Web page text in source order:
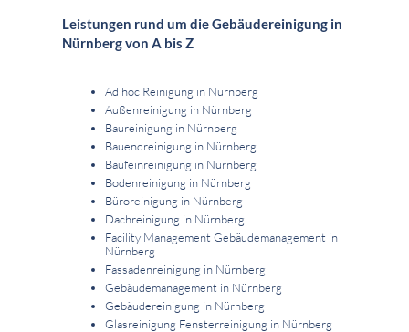
Leistungen rund um die Gebäudereinigung in
Nürnberg von A bis Z
Ad hoc Reinigung in Nürnberg
Außenreinigung in Nürnberg
Baureinigung in Nürnberg
Bauendreinigung in Nürnberg
Baufeinreinigung in Nürnberg
Bodenreinigung in Nürnberg
Büroreinigung in Nürnberg
Dachreinigung in Nürnberg
Facility Management Gebäudemanagement in
Nürnberg
Fassadenreinigung in Nürnberg
Gebäudemanagement in Nürnberg
Gebäudereinigung in Nürnberg
Glasreinigung Fensterreinigung in Nürnberg